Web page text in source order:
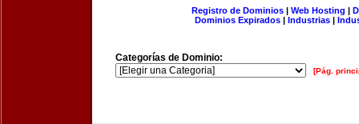
Registro de Dominios| Web Hosting |
Dominios Expirados | Industrias |
Categorías de Dominio:
[Pág.